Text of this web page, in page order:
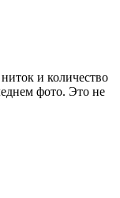
и количество
фото. Это не